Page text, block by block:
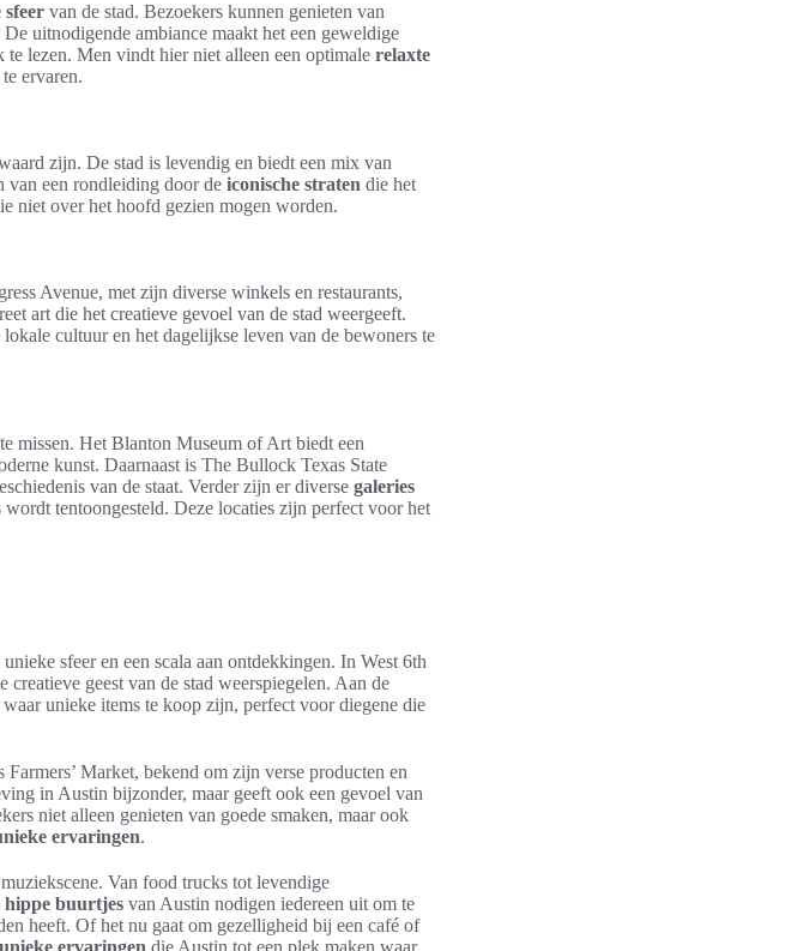
sfeer van de stad. Bezoekers kunnen genieten van
uitnodigende ambiance maakt het een geweldige
lezen. Men vindt hier niet alleen een optimale relaxte
ervaren.
zijn. De stad is levendig en biedt een mix van
van een rondleiding door de iconische straten die het
niet over het hoofd gezien mogen worden.
Avenue, met zijn diverse winkels en restaurants,
art die het creatieve gevoel van de stad weergeeft.
cultuur en het dagelijkse leven van de bewoners te
missen. Het Blanton Museum of Art biedt een
kunst. Daarnaast is The Bullock Texas State
van de staat. Verder zijn er diverse galeries
tentoongesteld. Deze locaties zijn perfect voor het
unieke sfeer en een scala aan ontdekkingen. In West 6th
creatieve geest van de stad weerspiegelen. Aan de
unieke items te koop zijn, perfect voor diegene die
Farmers’ Market, bekend om zijn verse producten en
in Austin bijzonder, maar geeft ook een gevoel van
niet alleen genieten van goede smaken, maar ook
ervaringen.
Van food trucks tot levendige
hippe buurtjes van Austin nodigen iedereen uit om te
heeft. Of het nu gaat om gezelligheid bij een café of
unieke ervaringen die Austin tot een plek maken waar